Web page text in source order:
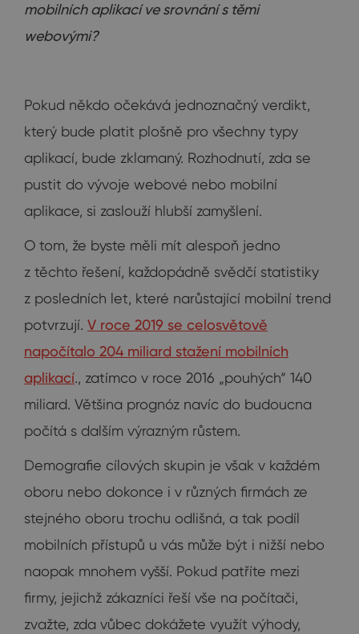
mobilních aplikací ve srovnání s těmi
webovými?
Pokud někdo očekává jednoznačný verdikt,
který bude platit plošně pro všechny typy
aplikací, bude zklamaný. Rozhodnutí, zda se
pustit do vývoje webové nebo mobilní
aplikace, si zaslouží hlubší zamyšlení.
O tom, že byste měli mít alespoň jedno
z těchto řešení, každopádně svědčí statistiky
z posledních let, které narůstající mobilní trend
potvrzují. V roce 2019 se celosvětově
napočítalo 204 miliard stažení mobilních
aplikací., zatímco v roce 2016 „pouhých“ 140
miliard. Většina prognóz navíc do budoucna
počítá s dalším výrazným růstem.
Demografie cílových skupin je však v každém
oboru nebo dokonce i v různých firmách ze
stejného oboru trochu odlišná, a tak podíl
mobilních přístupů u vás může být i nižší nebo
naopak mnohem vyšší. Pokud patříte mezi
firmy, jejichž zákazníci řeší vše na počítači,
zvažte, zda vůbec dokážete využít výhody,